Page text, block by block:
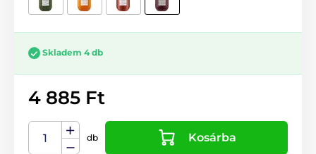
Skladem 4 db
4 885 Ft
db Kosárba